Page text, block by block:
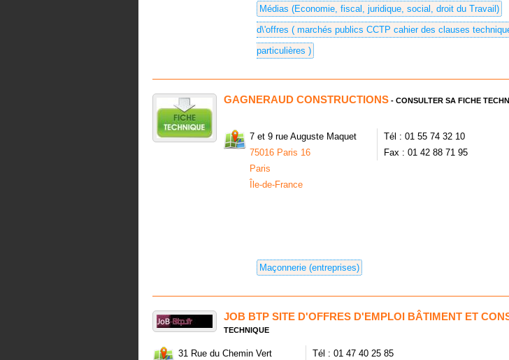
Médias (Economie, fiscal, juridique, social, droit du Travail)
d\'offres ( marchés publics CCTP cahier des clauses
particulières )
GAGNERAUD CONSTRUCTIONS - CONSULTER SA FICHE
7 et 9 rue Auguste Maquet
75016 Paris 16
Paris
Île-de-France
Tél : 01 55 74 32 10
Fax : 01 42 88 71 95
Maçonnerie (entreprises)
JOB BTP SITE D'OFFRES D'EMPLOI BÂTIMENT ET
TECHNIQUE
31 Rue du Chemin Vert Tél : 01 47 40 25 85